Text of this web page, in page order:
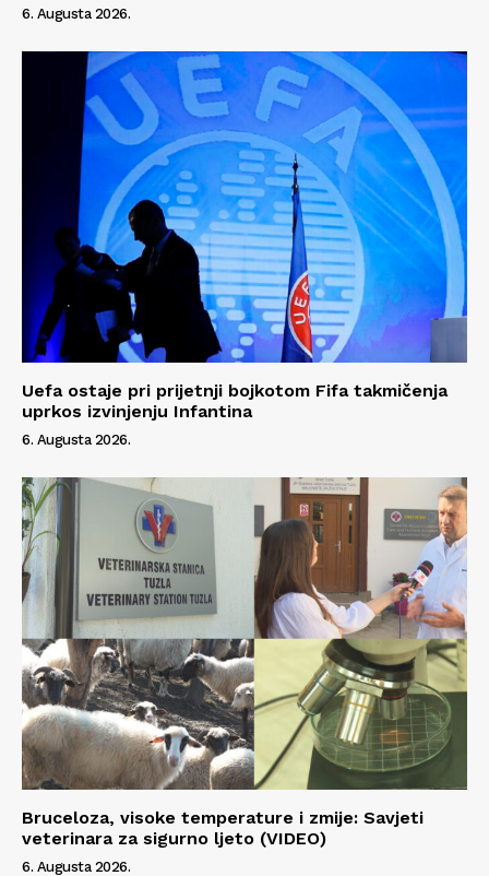
Impressum
6. Augusta 2026.
Uefa ostaje pri prijetnji bojkotom Fifa takmičenja
uprkos izvinjenju Infantina
6. Augusta 2026.
Bruceloza, visoke temperature i zmije: Savjeti
veterinara za sigurno ljeto (VIDEO)
6. Augusta 2026.